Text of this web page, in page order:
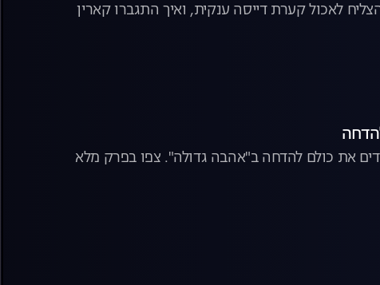
לאכול קערת דייסה ענקית, ואיך התגברו קארין
את כולם להדחה ב"אהבה גדולה". צפו בפרק מלא